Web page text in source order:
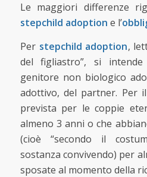
Le maggiori differenze
stepchild adoption e l’
Per stepchild adoption,
del figliastro”, si
genitore non biologico
adottivo, del partner. Per
prevista per le coppie
almeno 3 anni o che
(cioè “secondo il
sostanza convivendo) per
sposate al momento della